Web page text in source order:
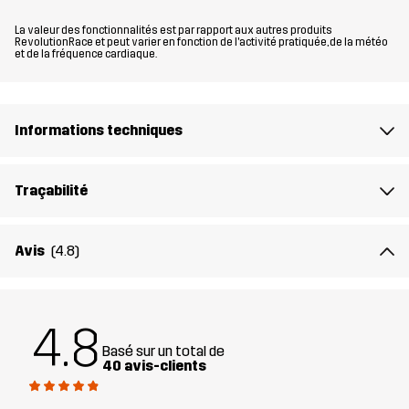
Matériau 88% Polyester (Recyclé), 12% Élasthanne
Poids
Durabilité
Numéro
d'article
10763_2881
La valeur des fonctionnalités est par rapport aux autres produits
RevolutionRace et peut varier en fonction de l'activité pratiquée, de la météo
et de la fréquence cardiaque.
Informations techniques
Traçabilité
Avis (4.8)
4.8 Basé sur un total de
40 avis-clients